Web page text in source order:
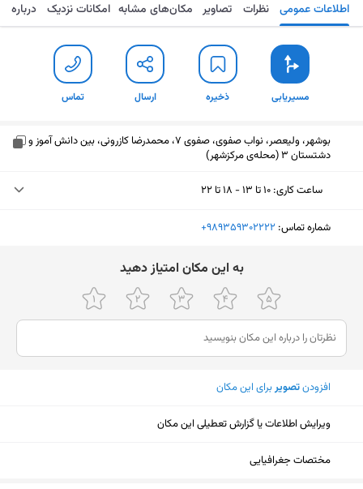
مسیریابی ذخیره ارسال تماس اطلاعات عمومی نظرات تصاویر مکان‌های مشابه امکانات نزدیک درباره
مسیریابی ذخیره ارسال تماس
بوشهر، ولیعصر، نواب صفوی، صفوی 7، محمدرضا کازرونی، بین دانش آموز و
دشتستان 3 (محله‌ی مرکزشهر)
ساعت کاری: ۱۰ تا ۱۳ - ۱۸ تا ۲۲
یکشنبه (امروز)
۱۰ تا ۱۳ - ۱۸ تا ۲۲
چهارشنبه
۱۰ تا ۱۳ - ۱۸ تا ۲۲
پنجشنبه
۱۰ تا ۱۳ - ۱۸ تا ۲۳
جمعه
شنبه
شماره تماس: ‎+989359302222
ﺑﻪ اﯾﻦ ﻣﮑﺎن اﻣﺘﯿﺎز دﻫﯿﺪ
افزودنتصویربرای این مکان
ویرایش اطلاعات یا گزارش تعطیلی این مکان
مختصات جغرافیایی